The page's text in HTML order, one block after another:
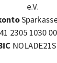
e.V.
2305 1030